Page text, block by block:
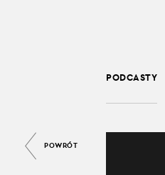
PODCASTY
POWRÓT